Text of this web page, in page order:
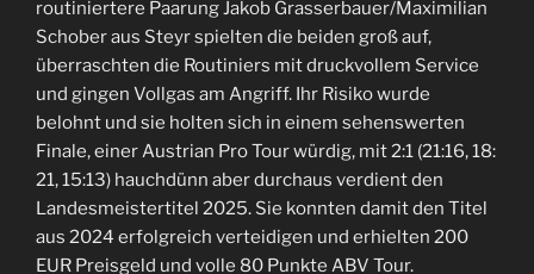
routiniertere Paarung Jakob Grasserbauer/Maximilian
Schober aus Steyr spielten die beiden groß auf,
überraschten die Routiniers mit druckvollem Service
und gingen Vollgas am Angriff. Ihr Risiko wurde
belohnt und sie holten sich in einem sehenswerten
Finale, einer Austrian Pro Tour würdig, mit 2:1 (21:16, 18:
21, 15:13) hauchdünn aber durchaus verdient den
Landesmeistertitel 2025. Sie konnten damit den Titel
aus 2024 erfolgreich verteidigen und erhielten 200
EUR Preisgeld und volle 80 Punkte ABV Tour.